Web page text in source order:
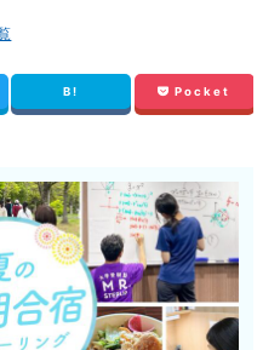
B! Pocket